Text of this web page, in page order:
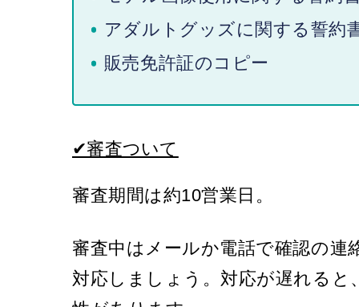
アダルトグッズに関する誓約
販売免許証のコピー
✔審査ついて
審査期間は約10営業日。
審査中はメールか電話で確認の
対応しましょう。対応が遅れる